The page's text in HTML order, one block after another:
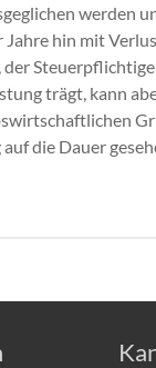
werden
Jahre hin mit
trägt, kann
die Dauer